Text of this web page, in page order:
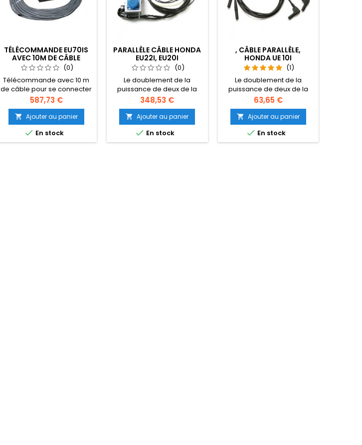
TÉLÉCOMMANDE EU70IS
AVEC 10M DE CÂBLE
(0)
Télécommande avec 10 m
de câble pour se connecter
à la EU70is.
Prix
587,73 €
 Ajouter au panier
 En stock
PARALLÈLE CÂBLE HONDA
EU22I, EU20I
(0)
Le doublement de la
puissance de deux de la
Honda EU22i, EU20i d'être
en relation avec cette
nouvelle Honda câble
parallèle. Toujours acheter
une Honda câble, en raison
de la garantie.
Prix
348,53 €
 Ajouter au panier
 En stock
, CÂBLE PARALLÈLE,
HONDA UE 10I
(1)
Le doublement de la
puissance de deux de la
Honda EU10i et de faire le
lien avec ce nouveau
Honda câble parallèle.
Toujours acheter un
origenele Honda câble, en
raison de la garantie.
Prix
63,65 €
 Ajouter au panier
 En stock